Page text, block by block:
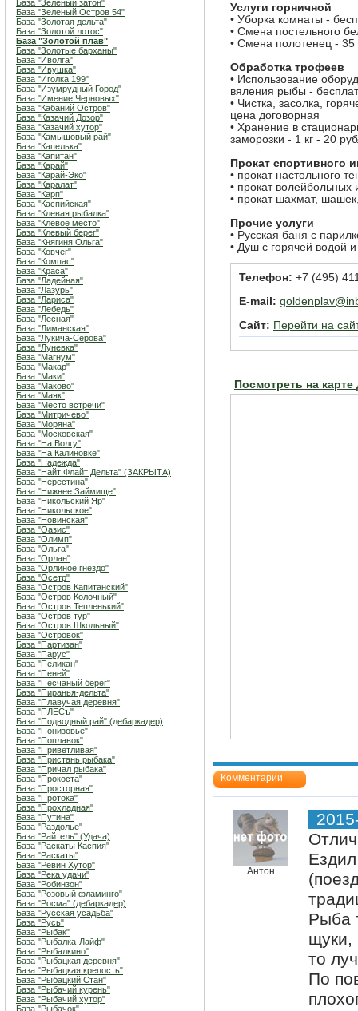
База "Зеленый затон"
База "Зеленый Остров 54"
База "Золотая дельта"
База "Золотой лотос"
База "Золотой плав"
База "Золотые барханы"
База "Иволга"
База "Ивушка"
База "Иголка 199"
База "Изумрудный Город"
База "Имение Черновых"
База "Кабаний Остров"
База "Казачий Дозор"
База "Казачий хутор"
База "Камышовый рай"
База "Капелька"
База "Капитан"
База "Карай"
База "Карай-Эко"
База "Каралат"
База "Карп"
База "Каспийская"
База "Клевая рыбалка"
База "Клевое место"
База "Клевый берег"
База "Княгиня Ольга"
База "Ковчег"
База "Компас"
База "Краса"
База "Ладейная"
База "Лазурь"
База "Лариса"
База "Лебедь"
База "Лесная"
База "Лиманская"
База "Лукича-Серова"
База "Луневка"
База "Магнум"
База "Макар"
База "Маки"
База "Маково"
База "Маяк"
База "Место встречи"
База "Митричево"
База "Моряна"
База "Московская"
База "На Волгу"
База "На Калиновке"
База "Надежда"
База "Найт Флайт Дельта" (ЗАКРЫТА)
База "Нерестина"
База "Нижнее Займище"
База "Никольский Яр"
База "Никольское"
База "Новинская"
База "Оазис"
База "Олимп"
База "Ольга"
База "Орлан"
База "Орлиное гнездо"
База "Осетр"
База "Остров Капитанский"
База "Остров Колочный"
База "Остров Тепленький"
База "Остров тур"
База "Остров Школьный"
База "Островок"
База "Партизан"
База "Парус"
База "Пеликан"
База "Пеней"
База "Песчаный берег"
База "Пиранья-дельта"
База "Плавучая деревня"
База "ПЛЕСъ"
База "Подводный рай" (дебаркадер)
База "Понизовье"
База "Поплавок"
База "Приветливая"
База "Пристань рыбака"
База "Причал рыбака"
База "Прокоста"
База "Просторная"
База "Протока"
База "Прохладная"
База "Путина"
База "Раздолье"
База "Райтель" (Удача)
База "Раскаты Каспия"
База "Раскаты"
База "Ревин Хутор"
База "Река удачи"
База "Робинзон"
База "Розовый фламинго"
База "Росма" (дебаркадер)
База "Русская усадьба"
База "Русь"
База "Рыбак"
База "Рыбалка-Лайф"
База "Рыбалкино"
База "Рыбацкая деревня"
База "Рыбацкая крепость"
База "Рыбацкий Стан"
База "Рыбачий курень"
База "Рыбачий хутор"
База "Рыбачок"
Услуги горничной
• Уборка комнаты -
• Смена постельного
• Смена полотенец - 35
Обработка трофеев
• Использование
вяления рыбы -
• Чистка, засолка,
цена договорная
• Хранение в
заморозки - 1 кг - 20
Прокат спортивного
• прокат настольного
• прокат
• прокат шахмат,
Прочие услуги
• Русская баня с
• Душ с горячей водой
Телефон: +7 (495)
E-mail:
Сайт: Перейти на
Посмотреть на
Комментарии
Антон
Рыба
щуки,
то
По